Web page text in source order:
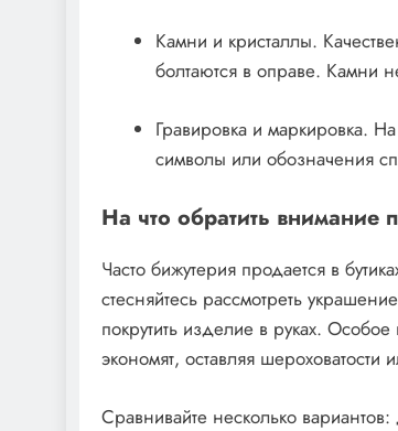
Камни и кристаллы.
болтаются в оправе. Камни
Гравировка и маркировка.
символы или обозначения
На что обратить внимание
Часто бижутерия продается в
стесняйтесь рассмотреть
покрутить изделие в руках.
экономят, оставляя
Сравнивайте несколько